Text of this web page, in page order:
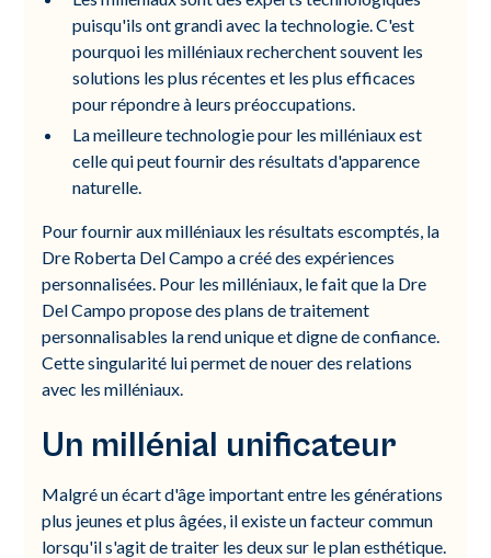
puisqu'ils ont grandi avec la technologie. C'est
pourquoi les milléniaux recherchent souvent les
solutions les plus récentes et les plus efficaces
pour répondre à leurs préoccupations.
La meilleure technologie pour les milléniaux est
celle qui peut fournir des résultats d'apparence
naturelle.
Pour fournir aux milléniaux les résultats escomptés, la
Dre Roberta Del Campo a créé des expériences
personnalisées. Pour les milléniaux, le fait que la Dre
Del Campo propose des plans de traitement
personnalisables la rend unique et digne de confiance.
Cette singularité lui permet de nouer des relations
avec les milléniaux.
Un millénial unificateur
Malgré un écart d'âge important entre les générations
plus jeunes et plus âgées, il existe un facteur commun
lorsqu'il s'agit de traiter les deux sur le plan esthétique.